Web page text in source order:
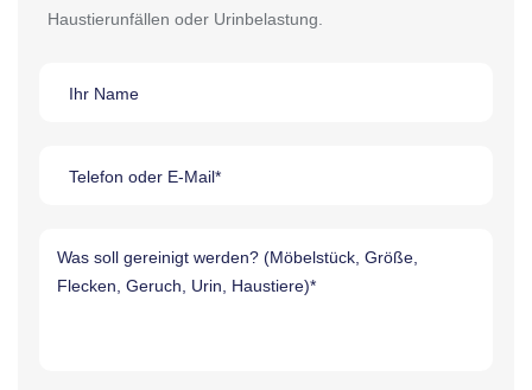
Haustierunfällen oder Urinbelastung.